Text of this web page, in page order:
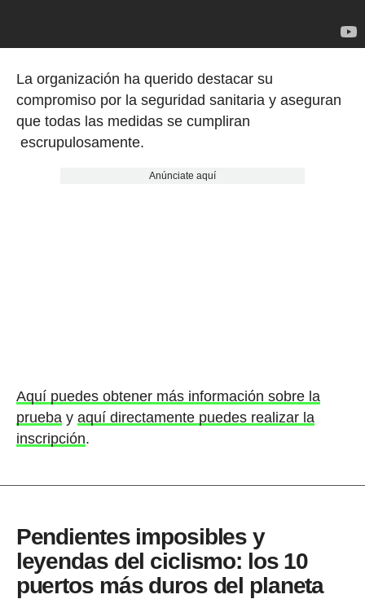
La organización ha querido destacar su
compromiso por la seguridad sanitaria y aseguran
que todas las medidas se cumpliran
escrupulosamente.
Anúnciate aquí
Aquí puedes obtener más información sobre la
prueba y aquí directamente puedes realizar la
inscripción.
Pendientes imposibles y
leyendas del ciclismo: los 10
puertos más duros del planeta